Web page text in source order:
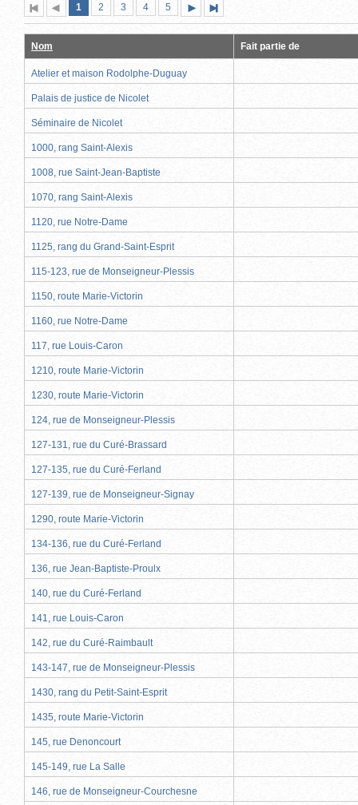
Première
page
Page
précédente
Page
1 (page
actuelle)
Page
2 Page
3 Page
4 Page
5
suivante
page
Nom Fait partie de
Atelier et maison Rodolphe-Duguay
Palais de justice de Nicolet
Séminaire de Nicolet
1000, rang Saint-Alexis
1008, rue Saint-Jean-Baptiste
1070, rang Saint-Alexis
1120, rue Notre-Dame
1125, rang du Grand-Saint-Esprit
115-123, rue de Monseigneur-Plessis
1150, route Marie-Victorin
1160, rue Notre-Dame
117, rue Louis-Caron
1210, route Marie-Victorin
1230, route Marie-Victorin
124, rue de Monseigneur-Plessis
127-131, rue du Curé-Brassard
127-135, rue du Curé-Ferland
127-139, rue de Monseigneur-Signay
1290, route Marie-Victorin
134-136, rue du Curé-Ferland
136, rue Jean-Baptiste-Proulx
140, rue du Curé-Ferland
141, rue Louis-Caron
142, rue du Curé-Raimbault
143-147, rue de Monseigneur-Plessis
1430, rang du Petit-Saint-Esprit
1435, route Marie-Victorin
145, rue Denoncourt
145-149, rue La Salle
146, rue de Monseigneur-Courchesne